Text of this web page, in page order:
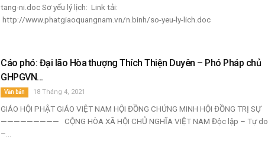
tang-ni.doc Sơ yếu lý lịch: Link tải:
http://www.phatgiaoquangnam.vn/n.binh/so-yeu-ly-lich.doc
Cáo phó: Đại lão Hòa thượng Thích Thiện Duyên – Phó Pháp chủ
GHPGVN...
Văn bản 18 Tháng 4, 2021
GIÁO HỘI PHẬT GIÁO VIỆT NAM HỘI ĐỒNG CHỨNG MINH HỘI ĐỒNG TRỊ SỰ
————————— CỘNG HÒA XÃ HỘI CHỦ NGHĨA VIỆT NAM Độc lập – Tự do
–...